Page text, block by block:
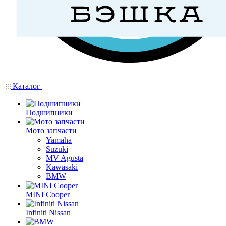
Каталог
Подшипники
Мото запчасти
Yamaha
Suzuki
MV Agusta
Kawasaki
BMW
MINI Cooper
Infiniti Nissan